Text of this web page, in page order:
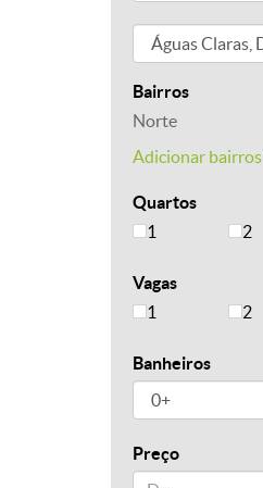
Bairros
Norte
Adicionar bairros
Quartos
1
2
Vagas
1
2
Banheiros
Preço